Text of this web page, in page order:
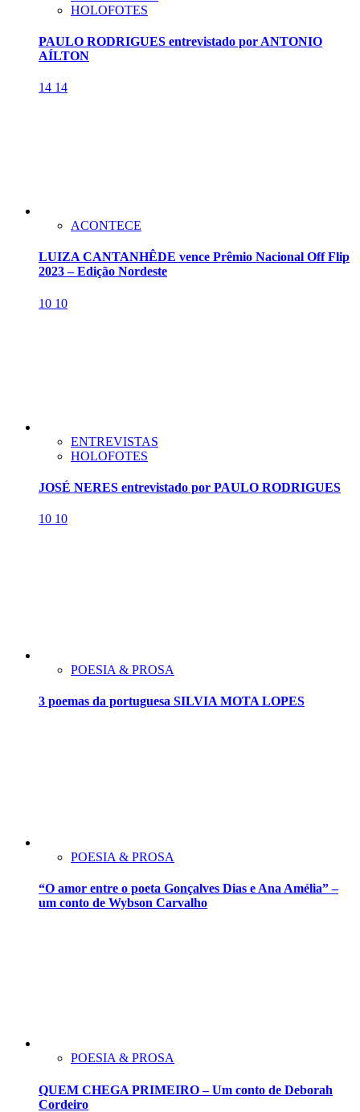
HOLOFOTES
PAULO RODRIGUES entrevistado por ANTONIO
AÍLTON
14 14
ACONTECE
LUIZA CANTANHÊDE vence Prêmio Nacional Off Flip
2023 – Edição Nordeste
10 10
ENTREVISTAS
HOLOFOTES
JOSÉ NERES entrevistado por PAULO RODRIGUES
10 10
POESIA & PROSA
3 poemas da portuguesa SILVIA MOTA LOPES
POESIA & PROSA
“O amor entre o poeta Gonçalves Dias e Ana Amélia” –
um conto de Wybson Carvalho
POESIA & PROSA
QUEM CHEGA PRIMEIRO – Um conto de Deborah
Cordeiro